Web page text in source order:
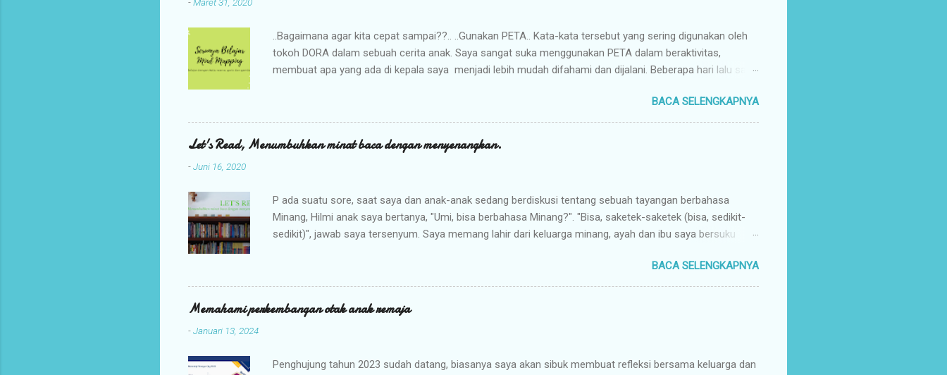
-Maret 31, 2020
..Bagaimana agar kita cepat sampai??.. ..Gunakan PETA.. Kata-kata tersebut yang sering digunakan oleh
tokoh DORA dalam sebuah cerita anak. Saya sangat suka menggunakan PETA dalam beraktivitas,
membuat apa yang ada di kepala saya menjadi lebih mudah difahami dan dijalani. Beberapa hari lalu saya
diikuti oleh anak saya. Saya sendiri adalah member di komunitas ini sejak tahun 2015. Komunitas ini
adalah komunitas belajar yang diperuntukkan bagi calon ibu dan ibu. Banyak hal positif yang saya
dapatkan dalam komunitas yang mengutamakan agar para membernya melakukan perubahan terlebih
dahulu sebelum menuntut lingkungannya berubah. Kelas mind mapping yang digagas ini adalah kelas
BACA SELENGKAPNYA
Let's Read, Menumbuhkan minat baca dengan menyenangkan.
-Juni 16, 2020
P ada suatu sore, saat saya dan anak-anak sedang berdiskusi tentang sebuah tayangan berbahasa
Minang, Hilmi anak saya bertanya, "Umi, bisa berbahasa Minang?". "Bisa, saketek-saketek (bisa, sedikit-
sedikit)", jawab saya tersenyum. Saya memang lahir dari keluarga minang, ayah dan ibu saya bersuku
memang mengenal bahasa Minang dari kedua orang tua saya yang masih mengadopsi beberapa kalimat
atau pun istilah yang biasanya digunakan oleh suku minang dalam percakapan sehari-hari. Setelah
dewasa saya mengetahui bahwa bahasa Minang yang kami adopsi ternyata bahasa Minang "pasaran".
Sama halnya dengan bahasa Jawa, bahasa Minang juga memiliki bahasa Minang halus yang digunakan
BACA SELENGKAPNYA
Memahami perkembangan otak anak remaja
-Januari 13, 2024
Penghujung tahun 2023 sudah datang, biasanya saya akan sibuk membuat refleksi bersama keluarga dan